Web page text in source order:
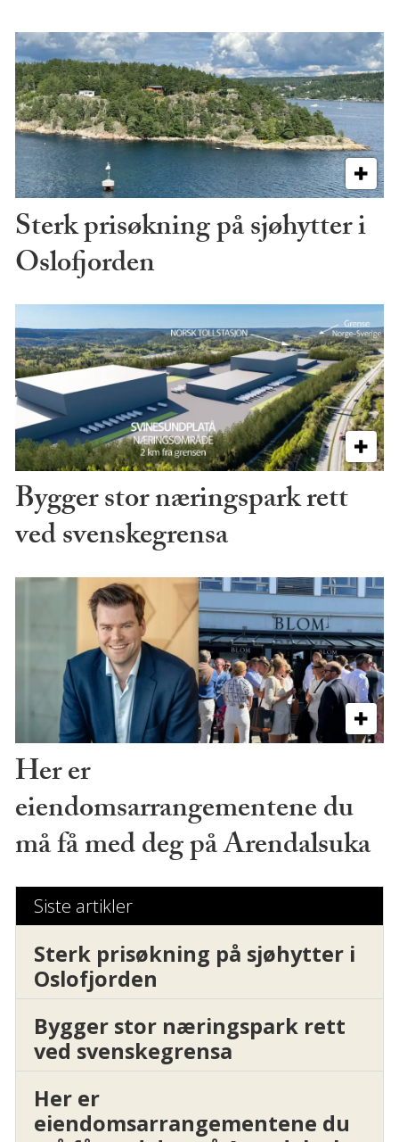
Sterk prisøkning på sjøhytter i
Oslofjorden
Bygger stor næringspark rett
ved svenskegrensa
Her er
eiendomsarrangementene du
må få med deg på Arendalsuka
Siste artikler
Sterk prisøkning på sjøhytter i
Oslofjorden
Bygger stor næringspark rett
ved svenskegrensa
Her er
eiendomsarrangementene du